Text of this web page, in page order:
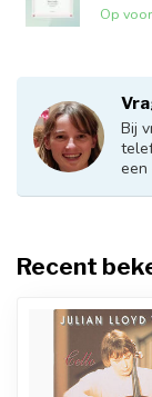
Op
Bij
een
Recent